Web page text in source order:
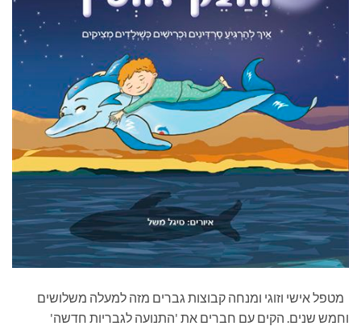
מטפל אישי וזוגי ומנחה קבוצות גברים מזה למעלה משלושים
וחמש שנים. הקים עם חברים את 'התנועה לגבריות חדשה'